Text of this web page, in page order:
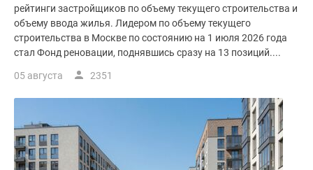
рейтинги застройщиков по объему текущего строительства и
объему ввода жилья. Лидером по объему текущего
строительства в Москве по состоянию на 1 июля 2026 года
стал Фонд реновации, поднявшись сразу на 13 позиций....
05 августа 2351